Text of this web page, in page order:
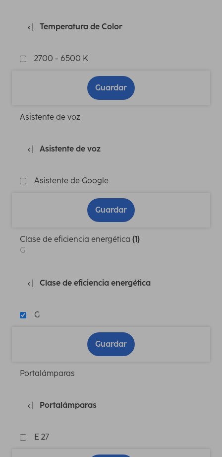
Temperatura de Color
2700 - 6500 K
Guardar
Asistente de voz
Asistente de voz
Asistente de Google
Guardar
Clase de eficiencia energética (1)
G
Clase de eficiencia energética
G
Guardar
Portalámparas
Portalámparas
E 27